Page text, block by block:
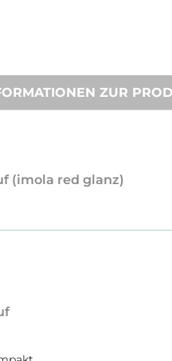
ZUR
(imola red glanz)